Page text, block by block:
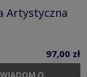
Artystyczna
97,00 zł
O